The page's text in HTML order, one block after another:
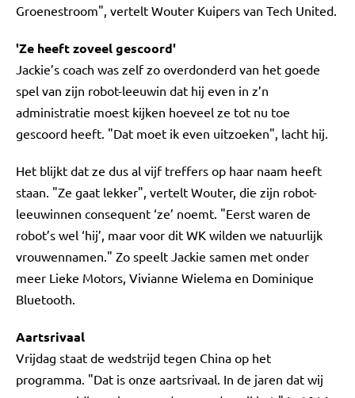
Groenestroom", vertelt Wouter Kuipers van Tech United.
'Ze heeft zoveel gescoord'
Jackie’s coach was zelf zo overdonderd van het goede
spel van zijn robot-leeuwin dat hij even in z’n
administratie moest kijken hoeveel ze tot nu toe
gescoord heeft. "Dat moet ik even uitzoeken", lacht hij.
Het blijkt dat ze dus al vijf treffers op haar naam heeft
staan. "Ze gaat lekker", vertelt Wouter, die zijn robot-
leeuwinnen consequent ‘ze’ noemt. "Eerst waren de
robot’s wel ‘hij’, maar voor dit WK wilden we natuurlijk
vrouwennamen." Zo speelt Jackie samen met onder
meer Lieke Motors, Vivianne Wielema en Dominique
Bluetooth.
Aartsrivaal
Vrijdag staat de wedstrijd tegen China op het
programma. "Dat is onze aartsrivaal. In de jaren dat wij